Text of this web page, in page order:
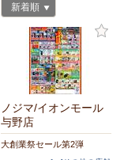
新着順
ノジマ/イオンモール
与野店
大創業祭セール第2弾